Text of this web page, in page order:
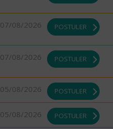
07/08/2026 POSTULER
07/08/2026 POSTULER
05/08/2026 POSTULER
05/08/2026 POSTULER